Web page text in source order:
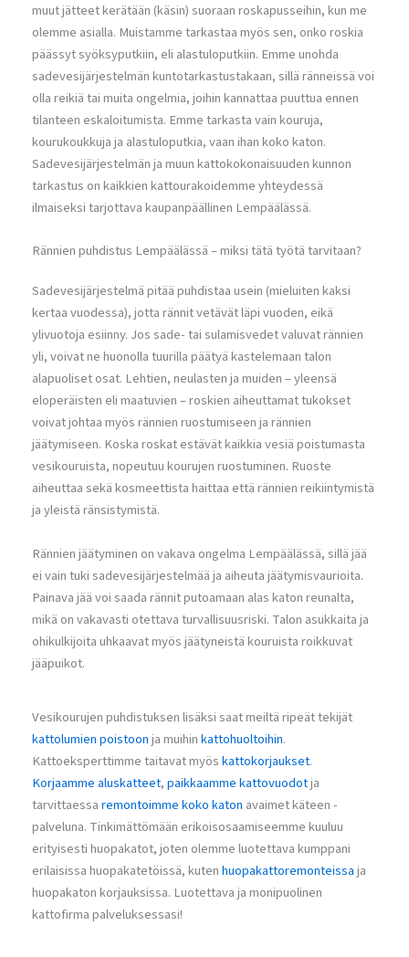
muut jätteet kerätään (käsin) suoraan roskapusseihin, kun me
olemme asialla. Muistamme tarkastaa myös sen, onko roskia
päässyt syöksyputkiin, eli alastuloputkiin. Emme unohda
sadevesijärjestelmän kuntotarkastustakaan, sillä ränneissä voi
olla reikiä tai muita ongelmia, joihin kannattaa puuttua ennen
tilanteen eskaloitumista. Emme tarkasta vain kouruja,
kourukoukkuja ja alastuloputkia, vaan ihan koko katon.
Sadevesijärjestelmän ja muun kattokokonaisuuden kunnon
tarkastus on kaikkien kattourakoidemme yhteydessä
ilmaiseksi tarjottava kaupanpäällinen Lempäälässä.
Rännien puhdistus Lempäälässä – miksi tätä työtä tarvitaan?
Sadevesijärjestelmä pitää puhdistaa usein (mieluiten kaksi
kertaa vuodessa), jotta rännit vetävät läpi vuoden, eikä
ylivuotoja esiinny. Jos sade- tai sulamisvedet valuvat rännien
yli, voivat ne huonolla tuurilla päätyä kastelemaan talon
alapuoliset osat. Lehtien, neulasten ja muiden – yleensä
eloperäisten eli maatuvien – roskien aiheuttamat tukokset
voivat johtaa myös rännien ruostumiseen ja rännien
jäätymiseen. Koska roskat estävät kaikkia vesiä poistumasta
vesikouruista, nopeutuu kourujen ruostuminen. Ruoste
aiheuttaa sekä kosmeettista haittaa että rännien reikiintymistä
ja yleistä ränsistymistä.
Rännien jäätyminen on vakava ongelma Lempäälässä, sillä jää
ei vain tuki sadevesijärjestelmää ja aiheuta jäätymisvaurioita.
Painava jää voi saada rännit putoamaan alas katon reunalta,
mikä on vakavasti otettava turvallisuusriski. Talon asukkaita ja
ohikulkijoita uhkaavat myös jäätyneistä kouruista roikkuvat
jääpuikot.
Vesikourujen puhdistuksen lisäksi saat meiltä ripeät tekijät
kattolumien poistoonja muihinkattohuoltoihin.
Kattoeksperttimme taitavat myöskattokorjaukset.
Korjaamme aluskatteet,paikkaamme kattovuodotja
tarvittaessaremontoimme koko katon avaimet käteen -
palveluna. Tinkimättömään erikoisosaamiseemme kuuluu
erityisesti huopakatot, joten olemme luotettava kumppani
erilaisissa huopakatetöissä, kutenhuopakattoremonteissaja
huopakaton korjauksissa. Luotettava ja monipuolinen
kattofirma palveluksessasi!